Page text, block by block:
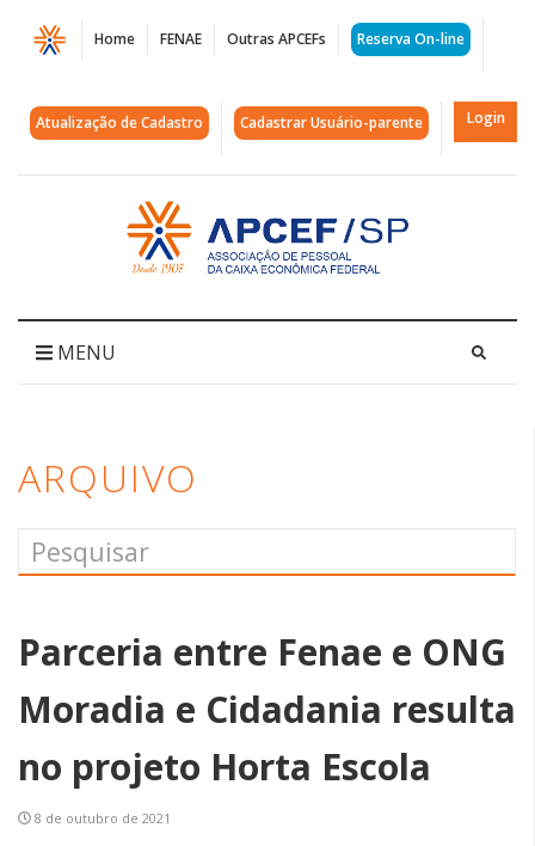
Página
Arquivos
GO
APCEF/SP
Home FENAE Outras APCEFs Reserva On-line
Atualização de Cadastro Cadastrar Usuário-parente Login
Acessar
página
inicial
MENU
ARQUIVO
Parceria entre Fenae e ONG
Moradia e Cidadania resulta
no projeto Horta Escola
8 de outubro de 2021